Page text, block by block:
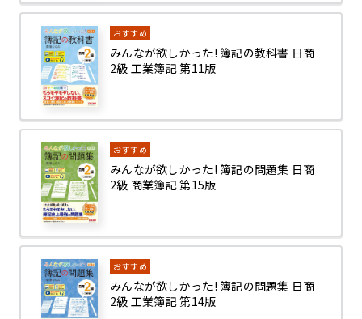
おすすめ
みんなが欲しかった! 簿記の教科書 日商
2級 工業簿記 第11版
おすすめ
みんなが欲しかった! 簿記の問題集 日商
2級 商業簿記 第15版
おすすめ
みんなが欲しかった! 簿記の問題集 日商
2級 工業簿記 第14版